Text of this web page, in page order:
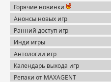
Горячие новинки
Анонсы новых игр
Ранний доступ игр
Инди игры
Антологии игр
Календарь выхода игр
Репаки от MAXAGENT